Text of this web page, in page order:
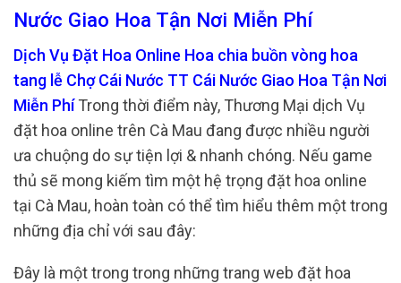
Nước Giao Hoa Tận Nơi Miễn Phí
Dịch Vụ Đặt Hoa Online Hoa chia buồn vòng hoa
tang lễ Chợ Cái Nước TT Cái Nước Giao Hoa Tận Nơi
Miễn PhíTrong thời điểm này, Thương Mại dịch Vụ
đặt hoa online trên Cà Mau đang được nhiều người
ưa chuộng do sự tiện lợi & nhanh chóng. Nếu game
thủ sẽ mong kiếm tìm một hệ trọng đặt hoa online
tại Cà Mau, hoàn toàn có thể tìm hiểu thêm một trong
những địa chỉ với sau đây:
Đây là một trong trong những trang web đặt hoa